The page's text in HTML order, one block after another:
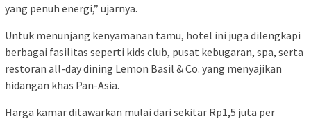
yang penuh energi,” ujarnya.
Untuk menunjang kenyamanan tamu, hotel ini juga dilengkapi
berbagai fasilitas seperti kids club, pusat kebugaran, spa, serta
restoran all-day dining Lemon Basil & Co. yang menyajikan
hidangan khas Pan-Asia.
Harga kamar ditawarkan mulai dari sekitar Rp1,5 juta per